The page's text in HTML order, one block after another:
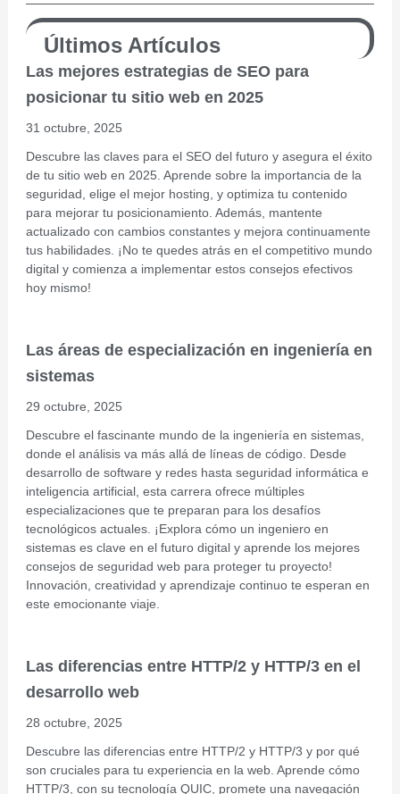
Últimos Artículos
Las mejores estrategias de SEO para
posicionar tu sitio web en 2025
31 octubre, 2025
Descubre las claves para el SEO del futuro y asegura el éxito
de tu sitio web en 2025. Aprende sobre la importancia de la
seguridad, elige el mejor hosting, y optimiza tu contenido
para mejorar tu posicionamiento. Además, mantente
actualizado con cambios constantes y mejora continuamente
tus habilidades. ¡No te quedes atrás en el competitivo mundo
digital y comienza a implementar estos consejos efectivos
hoy mismo!
Las áreas de especialización en ingeniería en
sistemas
29 octubre, 2025
Descubre el fascinante mundo de la ingeniería en sistemas,
donde el análisis va más allá de líneas de código. Desde
desarrollo de software y redes hasta seguridad informática e
inteligencia artificial, esta carrera ofrece múltiples
especializaciones que te preparan para los desafíos
tecnológicos actuales. ¡Explora cómo un ingeniero en
sistemas es clave en el futuro digital y aprende los mejores
consejos de seguridad web para proteger tu proyecto!
Innovación, creatividad y aprendizaje continuo te esperan en
este emocionante viaje.
Las diferencias entre HTTP/2 y HTTP/3 en el
desarrollo web
28 octubre, 2025
Descubre las diferencias entre HTTP/2 y HTTP/3 y por qué
son cruciales para tu experiencia en la web. Aprende cómo
HTTP/3, con su tecnología QUIC, promete una navegación